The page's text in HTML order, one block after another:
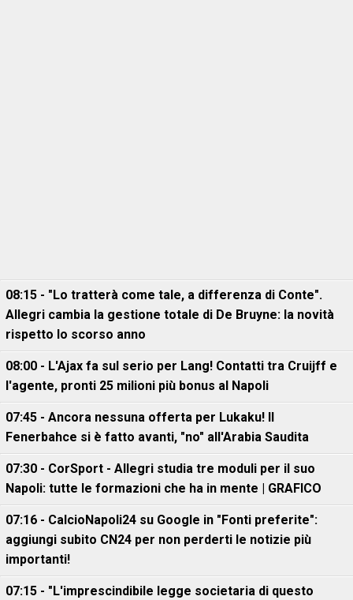
08:15 - "Lo tratterà come tale, a differenza di Conte".
Allegri cambia la gestione totale di De Bruyne: la novità
rispetto lo scorso anno
08:00 - L'Ajax fa sul serio per Lang! Contatti tra Cruijff e
l'agente, pronti 25 milioni più bonus al Napoli
07:45 - Ancora nessuna offerta per Lukaku! Il
Fenerbahce si è fatto avanti, "no" all'Arabia Saudita
07:30 - CorSport - Allegri studia tre moduli per il suo
Napoli: tutte le formazioni che ha in mente | GRAFICO
07:16 - CalcioNapoli24 su Google in "Fonti preferite":
aggiungi subito CN24 per non perderti le notizie più
importanti!
07:15 - "L'imprescindibile legge societaria di questo